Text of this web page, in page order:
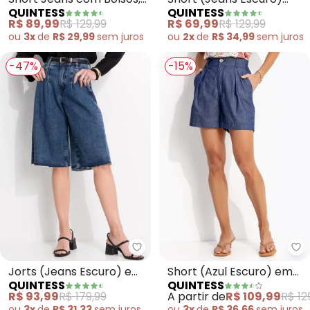
Pregas e Barra Dobrada
QUINTESS
R$ 89,99R$ 129,99
ou 3xde R$ 29,99sem juros
com Barra Italiana
QUINTESS
R$ 69,99R$ 129,99
ou 2xde R$ 34,99sem juros
-47%
Quintess - Jorts (Jeans
Jorts (Jeans Escuro) em
Jeans
QUINTESS
R$ 93,99R$ 179,99
-15%
Short (Azul Escuro) em
Jeans
QUINTESS
A partir deR$ 109,99R$